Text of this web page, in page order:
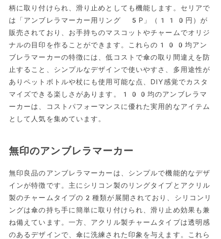
柄に取り付けられ、滑り止めとしても機能します。セリアで
は「アンブレラマーカー用リング 5P」（110円）が
販売されており、お手持ちのマスコットやチャームでオリジ
ナルの目印を作ることができます。これらの100均アン
ブレラマーカーの特徴には、低コストで傘の取り間違えを防
止すること、シンプルなデザインで使いやすさ、多用途性が
ありペットボトルや杖にも使用可能な点、DIY感覚でカスタ
マイズできる楽しさがあります。100均のアンブレラマ
ーカーは、コストパフォーマンスに優れた実用的なアイテム
として人気を集めています。
無印のアンブレラマーカー
無印良品のアンブレラマーカーは、シンプルで機能的なデザ
インが特徴です。主にシリコン製のリングタイプとアクリル
製のチャームタイプの2種類が展開されており、シリコンリ
ングは傘の持ち手に簡単に取り付けられ、滑り止め効果も兼
ね備えています。一方、アクリル製チャームタイプは透明感
のあるデザインで、傘に洗練された印象を与えます。これら